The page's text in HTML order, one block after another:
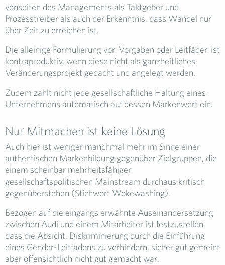
vonseiten des Managements als Taktgeber und
Prozesstreiber als auch der Erkenntnis, dass Wandel nur
über Zeit zu erreichen ist.
Die alleinige Formulierung von Vorgaben oder Leitfäden ist
kontraproduktiv, wenn diese nicht als ganzheitliches
Veränderungsprojekt gedacht und angelegt werden.
Zudem zahlt nicht jede gesellschaftliche Haltung eines
Unternehmens automatisch auf dessen Markenwert ein.
Nur Mitmachen ist keine Lösung
Auch hier ist weniger manchmal mehr im Sinne einer
authentischen Markenbildung gegenüber Zielgruppen, die
einem scheinbar mehrheitsfähigen
gesellschaftspolitischen Mainstream durchaus kritisch
gegenüberstehen (Stichwort Wokewashing).
Bezogen auf die eingangs erwähnte Auseinandersetzung
zwischen Audi und einem Mitarbeiter ist festzustellen,
dass die Absicht, Diskriminierung durch die Einführung
eines Gender-Leitfadens zu verhindern, sicher gut gemeint
aber offensichtlich nicht gut gemacht war.